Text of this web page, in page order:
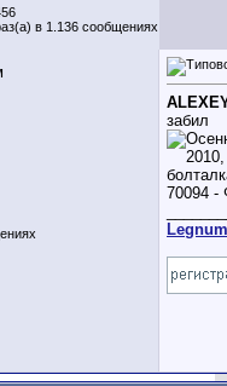
в 1.136 сообщениях
забил
Legnum